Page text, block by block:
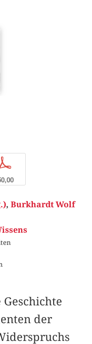
, Burkhardt Wolf
der